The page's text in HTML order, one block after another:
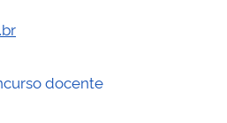
docente